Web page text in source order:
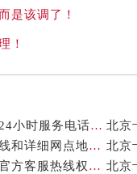
是该调了！
！
北京卡地亚官方售后服务中心｜网点地址与24小时服务电话权威信息公示（2026年7月最新）
北京卡地亚官方售后服务中心｜最新官方热线和详细网点地址权威信息公示（2026年7月最新）
北京卡地亚官方售后服务中心｜最新地址及官方客服热线权威信息公示（2026年7月最新）